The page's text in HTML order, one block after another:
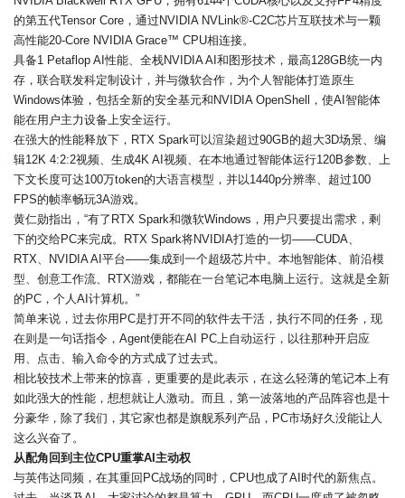
的第五代Tensor Core，通过NVIDIA NVLink®-C2C芯片互联技术与一颗
高性能20-Core NVIDIA Grace™ CPU相连接。
具备1 Petaflop AI性能、全栈NVIDIA AI和图形技术，最高128GB统一内
存，联合联发科定制设计，并与微软合作，为个人智能体打造原生
Windows体验，包括全新的安全基元和NVIDIA OpenShell，使AI智能体
能在用户主力设备上安全运行。
在强大的性能释放下，RTX Spark可以渲染超过90GB的超大3D场景、编
辑12K 4:2:2视频、生成4K AI视频、在本地通过智能体运行120B参数、上
下文长度可达100万token的大语言模型，并以1440p分辨率、超过100
FPS的帧率畅玩3A游戏。
黄仁勋指出，“有了RTX Spark和微软Windows，用户只要提出需求，剩
下的交给PC来完成。RTX Spark将NVIDIA打造的一切——CUDA、
RTX、NVIDIA AI平台——集成到一个超级芯片中。本地智能体、前沿模
型、创意工作流、RTX游戏，都能在一台笔记本电脑上运行。这就是全新
的PC，个人AI计算机。”
简单来说，过去你用PC是打开不同的软件去干活，执行不同的任务，现
在则是一句话指令，Agent便能在AI PC上自动运行，以往那种开启应
用、点击、输入命令的方式成了过去式。
相比较技术上带来的惊喜，更重要的是此表示，在这么轻薄的笔记本上有
如此强大的性能，想想就让人激动。而且，第一波落地的产品阵容也是十
分豪华，除了我们，其它家也都是旗舰系列产品，PC市场好久没能让人
这么兴奋了。
从配角回到主位CPU重掌AI主动权
与英伟达同频，在其重回PC战场的同时，CPU也成了AI时代的新焦点。